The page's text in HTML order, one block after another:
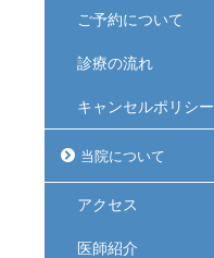
ご予約について
診療の流れ
キャンセルポリシー
当院について
アクセス
医師紹介